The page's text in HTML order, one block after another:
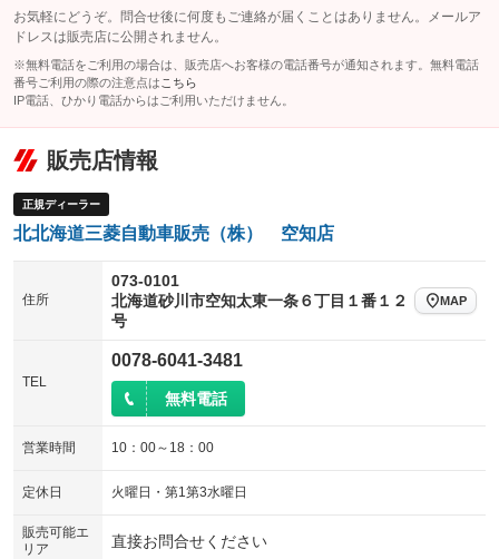
お気軽にどうぞ。問合せ後に何度もご連絡が届くことはありません。メールア
ドレスは販売店に公開されません。
※無料電話をご利用の場合は、販売店へお客様の電話番号が通知されます。無料電話
番号ご利用の際の注意点は こちら
IP電話、ひかり電話からはご利用いただけません。
販売店情報
正規ディーラー
北北海道三菱自動車販売（株） 空知店
住所
073-0101
北海道砂川市空知太東一条６丁目１番１２
号
MAP
TEL
0078-6041-3481
無料電話
営業時間 10：00～18：00
定休日 火曜日・第1第3水曜日
販売可能エ
リア
直接お問合せください